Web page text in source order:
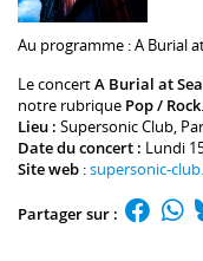
Au programme :A Burial
Le concertA Burial at
notre rubrique Pop / Rock.
Lieu : Supersonic Club,
Date du concert : Lundi
Site web :supersonic-
Partager sur :